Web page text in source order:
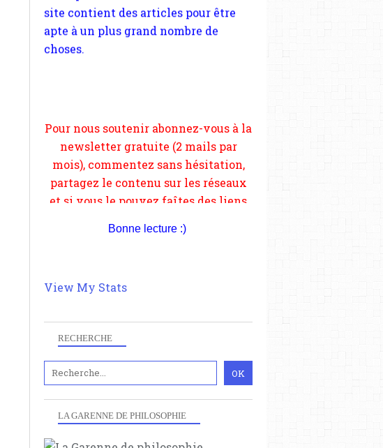
RECHERCHE
LA GARENNE DE PHILOSOPHIE
et si vous le pouvez faîtes des liens
depuis votre site.
Bonne lecture :)
View My Stats